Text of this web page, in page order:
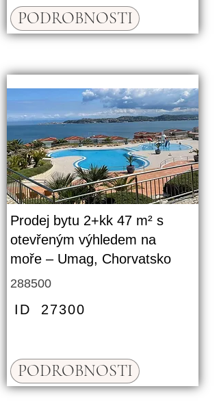
PODROBNOSTI
Prodej bytu 2+kk 47 m² s
otevřeným výhledem na
moře – Umag, Chorvatsko
288500
ID 27300
PODROBNOSTI